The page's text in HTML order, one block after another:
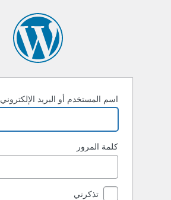
اسم المستخدم أو البريد الإلكتروني
كلمة المرور
تذكرني